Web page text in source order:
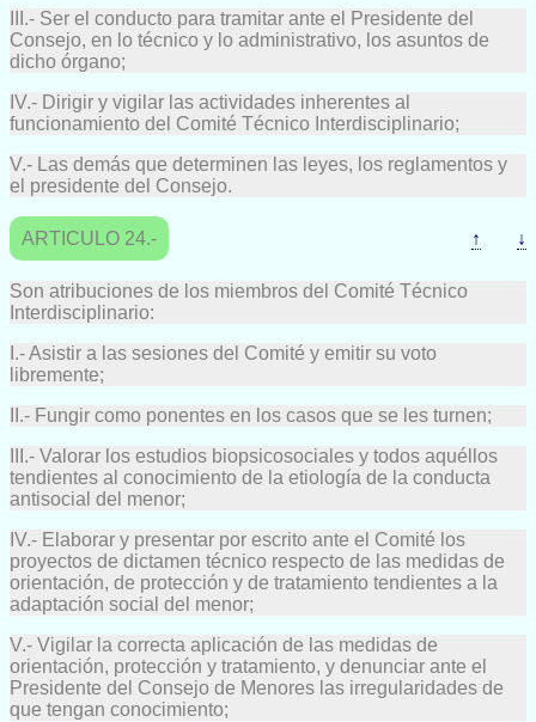
III.- Ser el conducto para tramitar ante el Presidente del
Consejo, en lo técnico y lo administrativo, los asuntos de
dicho órgano;
IV.- Dirigir y vigilar las actividades inherentes al
funcionamiento del Comité Técnico Interdisciplinario;
V.- Las demás que determinen las leyes, los reglamentos y
el presidente del Consejo.
ARTICULO 24.- ↑ ↓
Son atribuciones de los miembros del Comité Técnico
Interdisciplinario:
I.- Asistir a las sesiones del Comité y emitir su voto
libremente;
II.- Fungir como ponentes en los casos que se les turnen;
III.- Valorar los estudios biopsicosociales y todos aquéllos
tendientes al conocimiento de la etiología de la conducta
antisocial del menor;
IV.- Elaborar y presentar por escrito ante el Comité los
proyectos de dictamen técnico respecto de las medidas de
orientación, de protección y de tratamiento tendientes a la
adaptación social del menor;
V.- Vigilar la correcta aplicación de las medidas de
orientación, protección y tratamiento, y denunciar ante el
Presidente del Consejo de Menores las irregularidades de
que tengan conocimiento;